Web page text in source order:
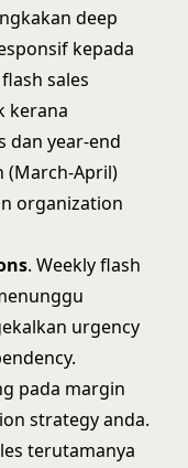
deep
kepada
sales
kerana
dan year-end
(March-April)
organization
. Weekly flash
urgency
pada margin
strategy anda.
terutamanya